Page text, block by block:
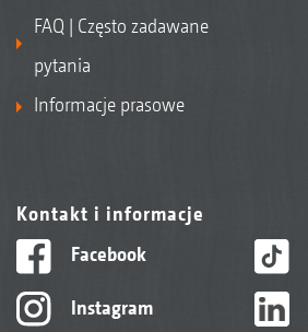
FAQ | Często zadawane
pytania
Informacje prasowe
Kontakt i informacje
Facebook
Instagram